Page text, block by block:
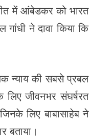
में आंबेडकर को भारत
ने दावा किया कि
न्याय की सबसे प्रबल
लिए जीवनभर संघर्षरत
लिए बाबासाहेब ने
बताया।